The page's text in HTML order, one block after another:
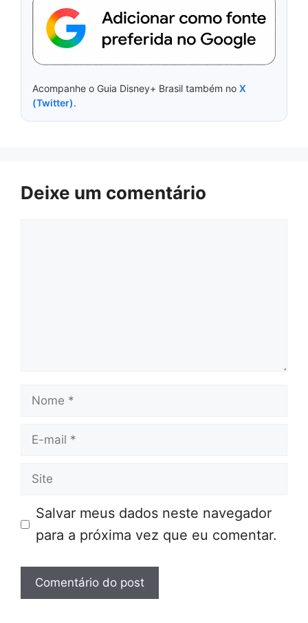
Acompanhe o Guia Disney+ Brasil também no X
(Twitter).
Deixe um comentário
Nome
E-
Site
Salvar meus dados neste navegador
para a próxima vez que eu comentar.